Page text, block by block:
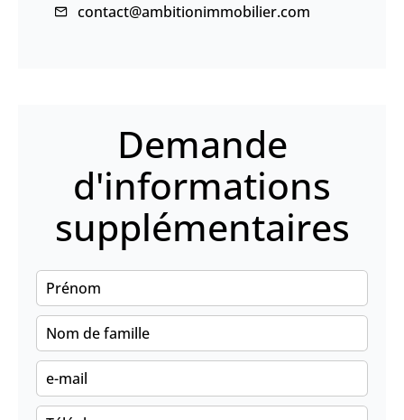
contact@ambitionimmobilier.com
Demande
d'informations
supplémentaires